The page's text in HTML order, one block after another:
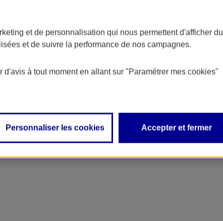
et de personnalisation qui nous permettent d'afficher du
et de suivre la performance de nos campagnes.
d'avis à tout moment en allant sur "Paramétrer mes cookies"
Personnaliser les cookies Accepter et fermer